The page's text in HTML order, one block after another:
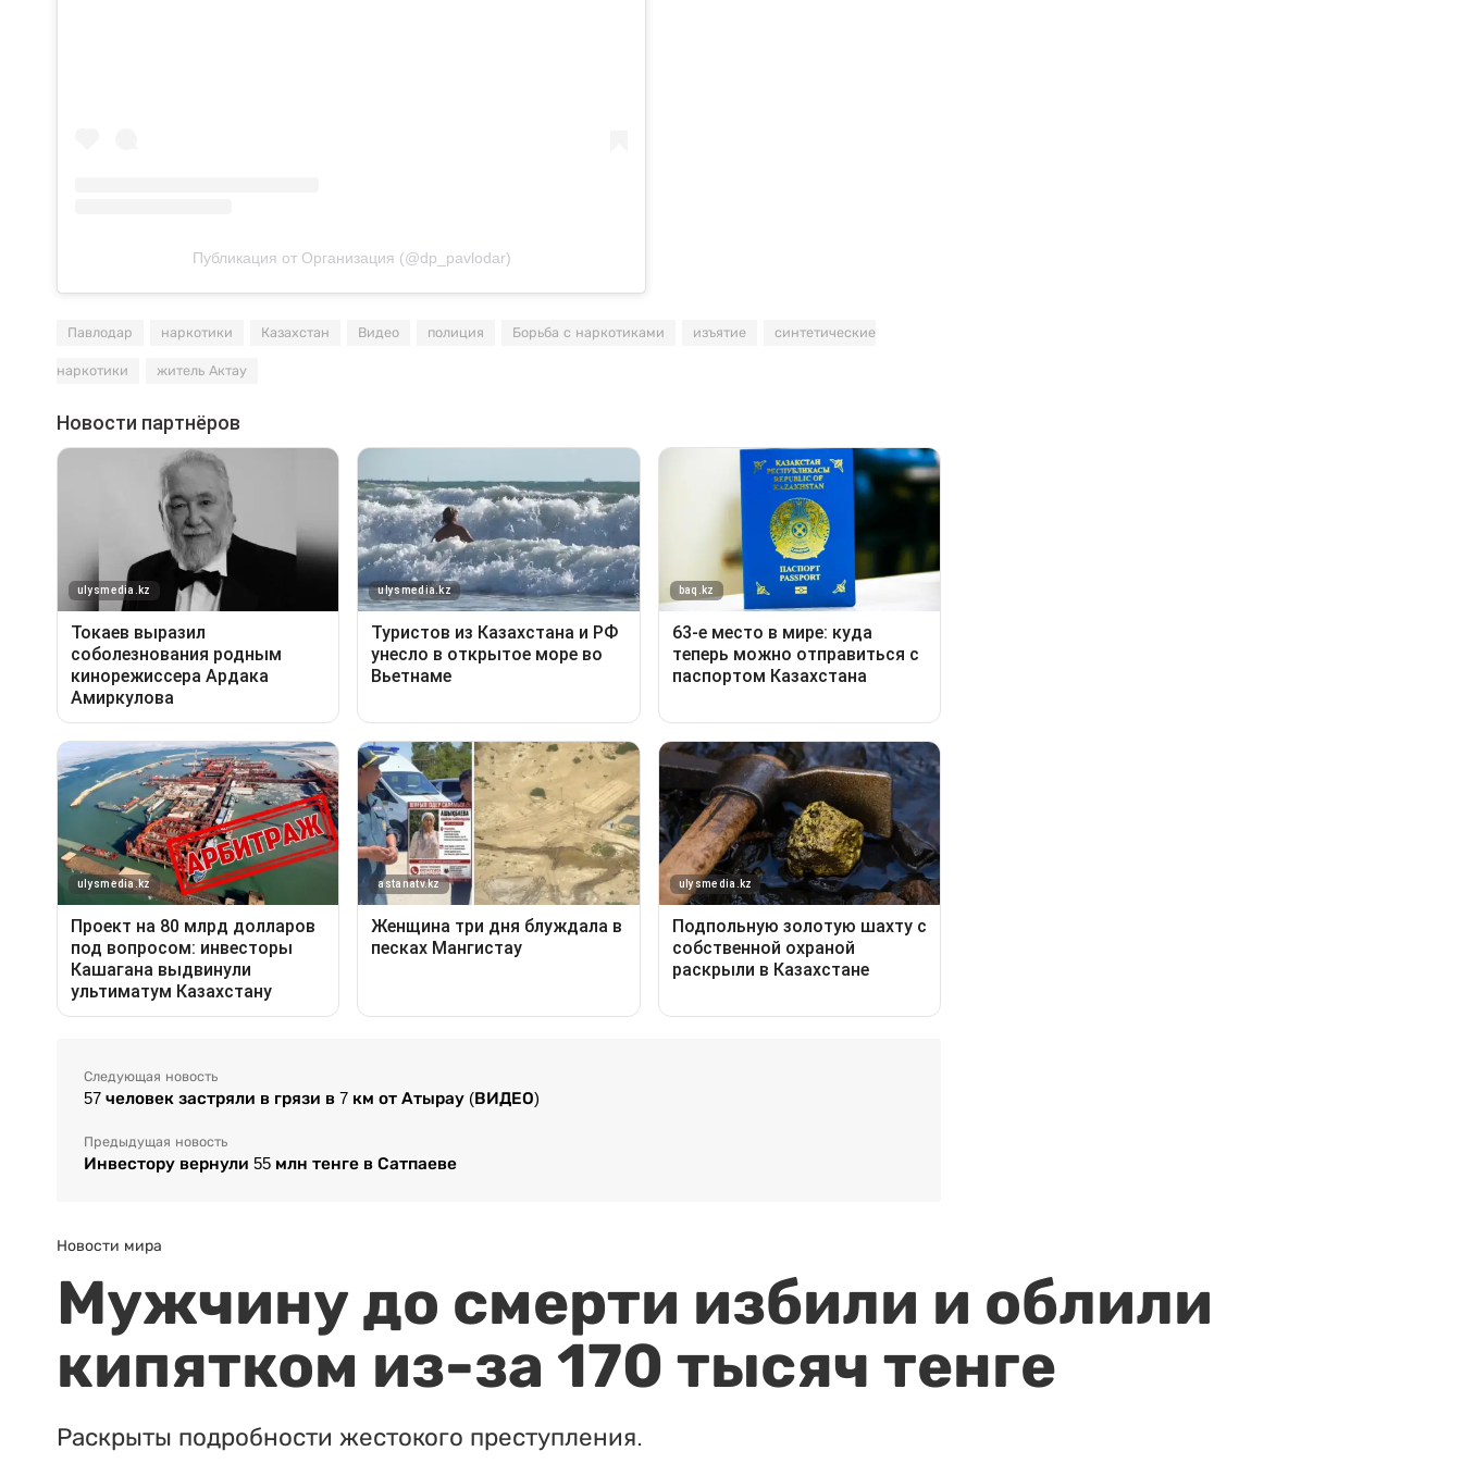
Публикация от Организация (@dp_pavlodar)
Павлодар наркотики Казахстан Видео полиция Борьба с наркотиками изъятие синтетические
наркотики житель Актау
Следующая новость
57 человек застряли в грязи в 7 км от Атырау (ВИДЕО)
Предыдущая новость
Инвестору вернули 55 млн тенге в Сатпаеве
Новости мира
Мужчину до смерти избили и облили
кипятком из-за 170 тысяч тенге
Раскрыты подробности жестокого преступления.